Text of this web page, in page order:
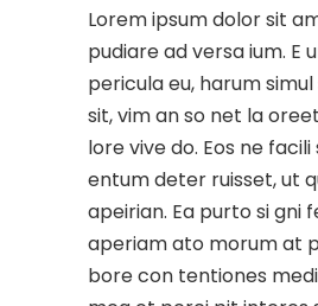
Lorem ipsum dolor sit
pudiare ad versa ium. E
pericula eu, harum
sit, vim an so net la
lore vive do. Eos ne facili
entum deter ruisset, ut
apeirian. Ea purto si gni
aperiam ato morum at
bore con tentiones